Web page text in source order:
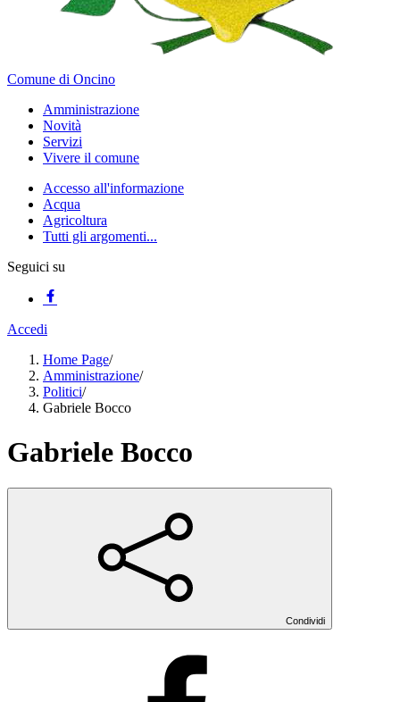
Comune di Oncino
Amministrazione
Novità
Servizi
Vivere il comune
Accesso all'informazione
Acqua
Agricoltura
Tutti gli argomenti...
Seguici su
Accedi
Home Page/
Amministrazione/
Politici/
Gabriele Bocco
Gabriele Bocco
Condividi